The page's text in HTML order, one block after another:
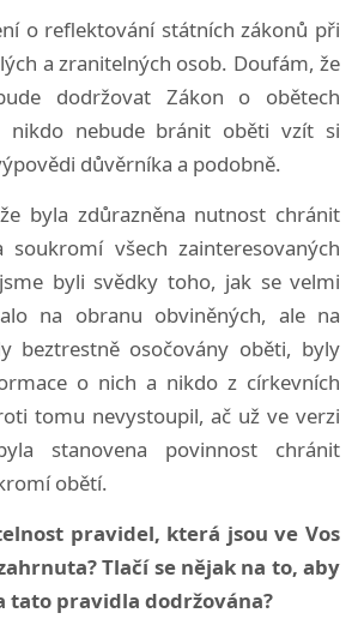
o reflektování státních zákonů při
a zranitelných osob. Doufám, že
dodržovat Zákon o obětech
nikdo nebude bránit oběti vzít si
důvěrníka a podobně.
byla zdůrazněna nutnost chránit
všech zainteresovaných
byli svědky toho, jak se velmi
na obranu obviněných, ale na
beztrestně osočovány oběti, byly
o nich a nikdo z církevních
tomu nevystoupil, ač už ve verzi
stanovena povinnost chránit
obětí.
pravidel, která jsou ve Vos
Tlačí se nějak na to, aby
tato pravidla dodržována?